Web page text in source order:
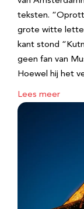
teksten.
grote witte
kant stond
geen fan van
Hoewel hij het
Lees meer